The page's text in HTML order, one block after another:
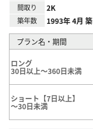
間取り 2K
築年数 1993年 4月 築
プラン名・期間
ロング
30日以上～360日未満
ショート【7日以上】
～30日未満